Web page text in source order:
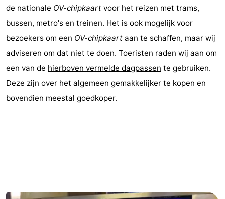
Holland
Zuid-
Holland
Praktisch
Forum
Reisboekenwinkel
Openbaar
vervoer
Route
-
de nationale OV-chipkaart voor het reizen met trams,
bussen, metro's en treinen. Het is ook mogelijk voor
bezoekers om een OV-chipkaart aan te schaffen, maar wij
adviseren om dat niet te doen. Toeristen raden wij aan om
een van de hierboven vermelde dagpassen te gebruiken.
Deze zijn over het algemeen gemakkelijker te kopen en
bovendien meestal goedkoper.